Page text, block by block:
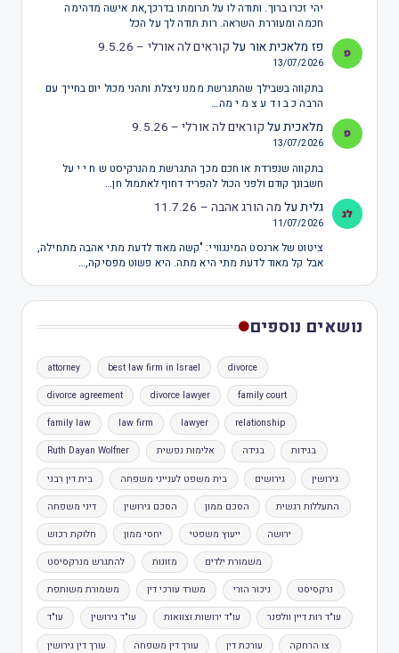
יהי זכרו ברוך. ותודה לו על תרומתו בדרכך,את אישה מדהימה
חכמה ומעוררת השראה. רות תודה לך על הכל
פז מלאכית אור על קוראים לה אורלי – 9.5.26
13/07/2026
בתקווה בשבילך שהתגרשת ממנו ניצלת ותהני מכול יום בחייך עם
הרבה כ ב ו ד ע צ מ י מה…
מלאכיתעל קוראים לה אורלי – 9.5.26
13/07/2026
בתקווה שנפרדת או חכם מכך התגרשת מהנרקיסט ש ח י י על
חשבונך קודם ולפני הכול להפריד דחוף לאתמול חן…
גליתעל מה הורג אהבה – 11.7.26
11/07/2026
ציטוט של ארנסט המינגוויי: "קשה מאוד לדעת מתי אהבה מתחילה,
אבל קל מאוד לדעת מתי היא מתה. היא פשוט מפסיקה,…
נושאים נוספים
attorney best law firm in Israel divorce
divorce agreement divorce lawyer family court
family law law firm lawyer relationship
Ruth Dayan Wolfner אלימות נפשית בגידה בגידות
בית דין רבני בית משפט לענייני משפחה גירושים גירושין
דיני משפחה הסכם גירושין הסכם ממון התעללות רגשית
חלוקת רכוש יחסי ממון ייעוץ משפטי ירושה
להתגרש מנרקסיסט מזונות משמורת ילדים
משמורת משותפת משרד עורכי דין ניכור הורי נרקסיסט
עו"ד עו"ד גירושין עו"ד ירושות וצוואות עו"ד רות דיין וולפנר
עורך דין גירושין עורך דין משפחה עורכת דין צו הרחקה